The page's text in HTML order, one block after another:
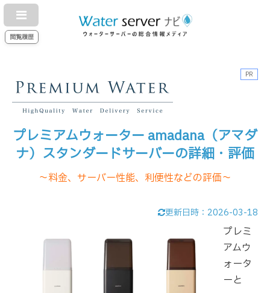
閲覧履歴
PR
プレミアムウォーター amadana（アマダ
ナ）スタンダードサーバーの詳細・評価
～料金、サーバー性能、利便性などの評価～
更新日時： 2026-03-18
プレミ
アムウ
ォータ
ーと